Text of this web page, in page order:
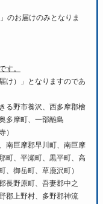
のお届けのみとなりま
す。
け）」となりますのであ
る野市養沢、西多摩郡檜
多摩町、一部離島
）
南巨摩郡早川町、南巨摩
町、平瀬町、黒平町、高
、御岳町、草鹿沢町）
長野原町、吾妻郡中之
郡上野村、多野郡神流